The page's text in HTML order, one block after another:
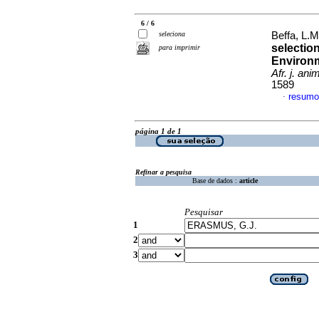
6 / 6
seleciona
para imprimir
Beffa,
Afr. j.
1589
·
página 1 de 1
Refinar a pesquisa
Base de dados : article
Pesquisar
1
2
3